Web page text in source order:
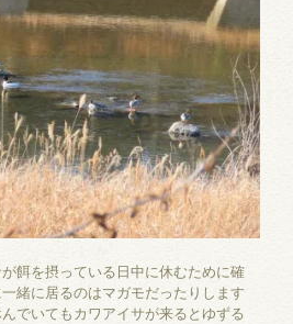
餌を摂っている日中に休むために確
緒に居るのはマガモだったりします
でいてもカワアイサが来るとゆずる